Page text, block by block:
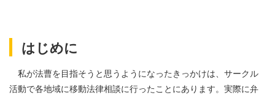
はじめに
私が法曹を目指そうと思うようになったきっかけは、サークル
活動で各地域に移動法律相談に行ったことにあります。実際に弁